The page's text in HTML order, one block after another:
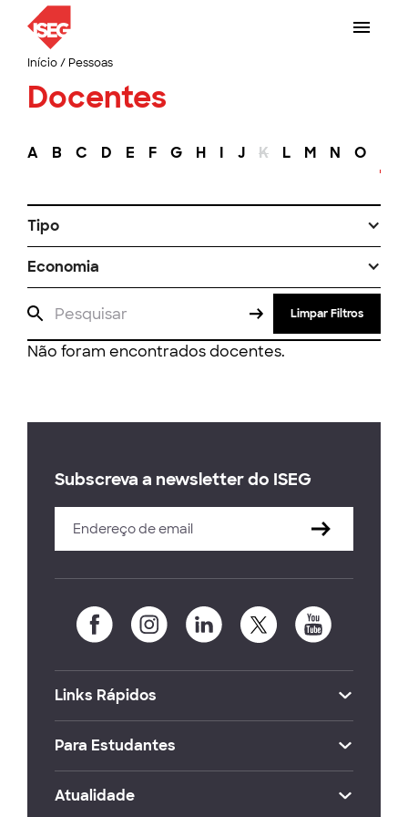
Início/ Pessoas
Docentes
A B C D E F G H I J K L M N O
Tipo
Economia
Limpar Filtros
Não foram encontrados docentes.
Subscreva a newsletter do ISEG
Links Rápidos
Para Estudantes
Atualidade